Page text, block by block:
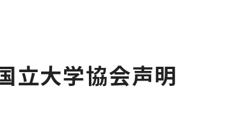
立大学協会声明